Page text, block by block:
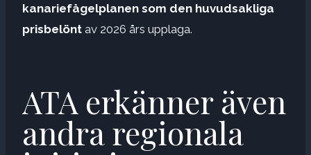
kanariefågelplanen som den huvudsakliga
prisbelönt av 2026 års upplaga.
ATA erkänner även
andra regionala